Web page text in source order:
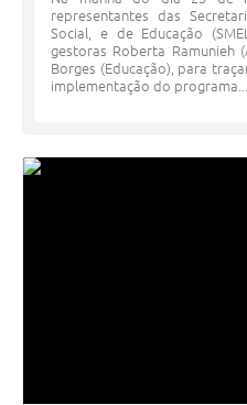
representantes das
Social, e de Educação
gestoras Roberta Ramunieh
Borges (Educação), para
implementação do programa...